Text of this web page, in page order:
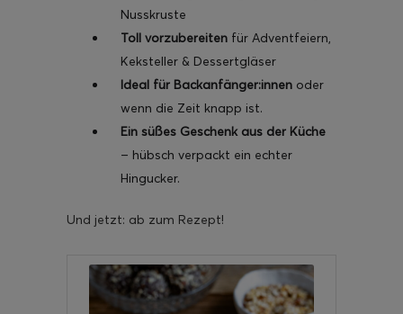
Nusskruste
Toll vorzubereiten für Adventfeiern,
Keksteller & Dessertgläser
Ideal für Backanfänger:innen oder
wenn die Zeit knapp ist.
Ein süßes Geschenk aus der Küche
– hübsch verpackt ein echter
Hingucker.
Und jetzt: ab zum Rezept!